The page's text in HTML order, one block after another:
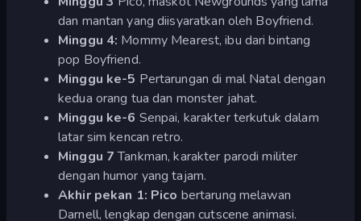
dan mantan yang diisyaratkan oleh Boyfriend.
Minggu 4: Mommy Mearest, ibu dari bintang
pop Boyfriend.
Minggu ke-5 Pertarungan di mal Natal dengan
kedua orang tua dan monster jahat.
Minggu ke-6 Senpai, karakter terkutuk dalam
latar sim kencan retro.
Minggu 7Tankman, karakter parodi militer
dengan humor yang tajam.
Akhir pekan 1: Pico bertarung melawan
Darnell, lengkap dengan cutscene animasi.